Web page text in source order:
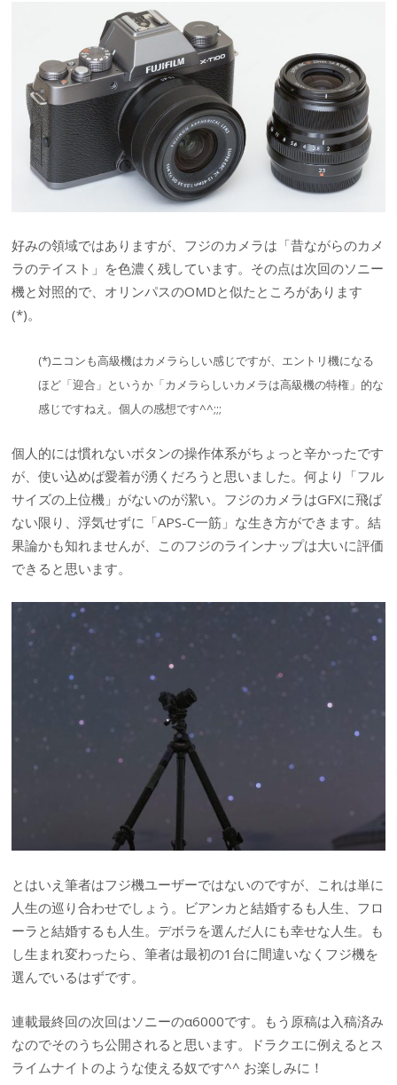
好みの領域ではありますが、フジのカメラは「昔ながらのカメ
ラのテイスト」を色濃く残しています。その点は次回のソニー
機と対照的で、オリンパスのOMDと似たところがあります
(*)。
(*)ニコンも高級機はカメラらしい感じですが、エントリ機になる
ほど「迎合」というか「カメラらしいカメラは高級機の特権」的な
感じですねえ。個人の感想です^^;;;
個人的には慣れないボタンの操作体系がちょっと辛かったです
が、使い込めば愛着が湧くだろうと思いました。何より「フル
サイズの上位機」がないのが潔い。フジのカメラはGFXに飛ば
ない限り、浮気せずに「APS-C一筋」な生き方ができます。結
果論かも知れませんが、このフジのラインナップは大いに評価
できると思います。
とはいえ筆者はフジ機ユーザーではないのですが、これは単に
人生の巡り合わせでしょう。ビアンカと結婚するも人生、フロ
ーラと結婚するも人生。デボラを選んだ人にも幸せな人生。も
し生まれ変わったら、筆者は最初の1台に間違いなくフジ機を
選んでいるはずです。
連載最終回の次回はソニーのα6000です。もう原稿は入稿済み
なのでそのうち公開されると思います。ドラクエに例えるとス
ライムナイトのような使える奴です^^ お楽しみに！